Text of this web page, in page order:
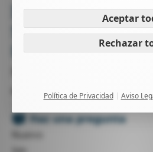
ION ELEMENT
SHORTSLEEVE
DELANTERA
Haz una pregunta
Aceptar
Rechazar
Política de Privacidad Aviso